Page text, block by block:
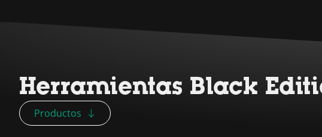
Herramientas Black
Productos